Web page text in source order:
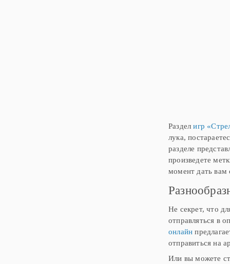
Разделигр
лука,
разделе
произведете
момент дать вам
Не секрет, что
отправляться в
онлайн
отправиться на
Или вы можете